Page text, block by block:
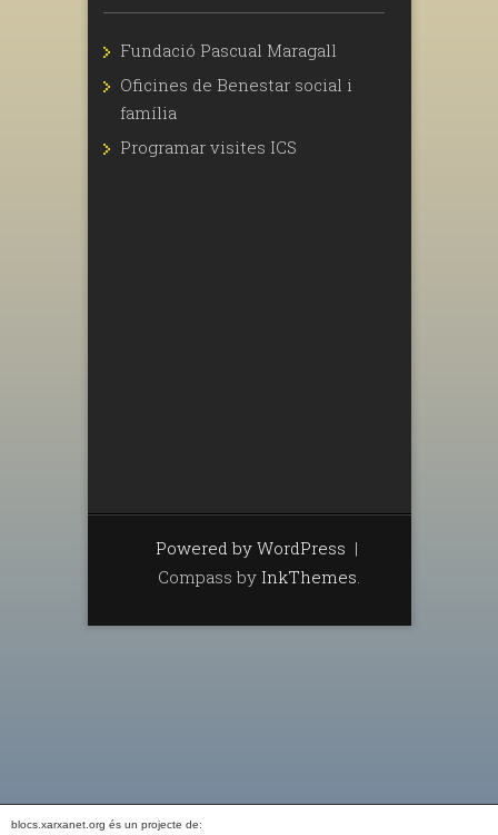
Fundació Pascual Maragall
Oficines de Benestar social i
família
Programar visites ICS
Powered by WordPress |
Compass by InkThemes.
blocs.xarxanet.org és un projecte de: